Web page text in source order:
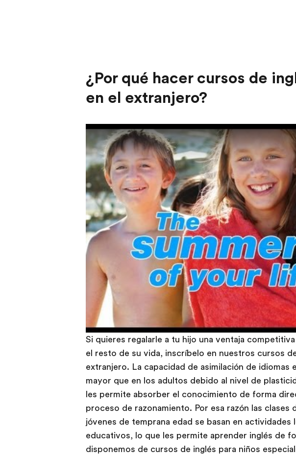
¿Por qué hacer cursos de
en el extranjero?
Si quieres regalarle a tu hijo una ventaja
el resto de su vida, inscríbelo en nuestros cursos
extranjero. La capacidad de asimilación de idiomas
mayor que en los adultos debido al nivel de
les permite absorber el conocimiento de forma
proceso de razonamiento. Por esa razón las clases
jóvenes de temprana edad se basan en actividades
educativos, lo que les permite aprender inglés de
disponemos de cursos de inglés para niños